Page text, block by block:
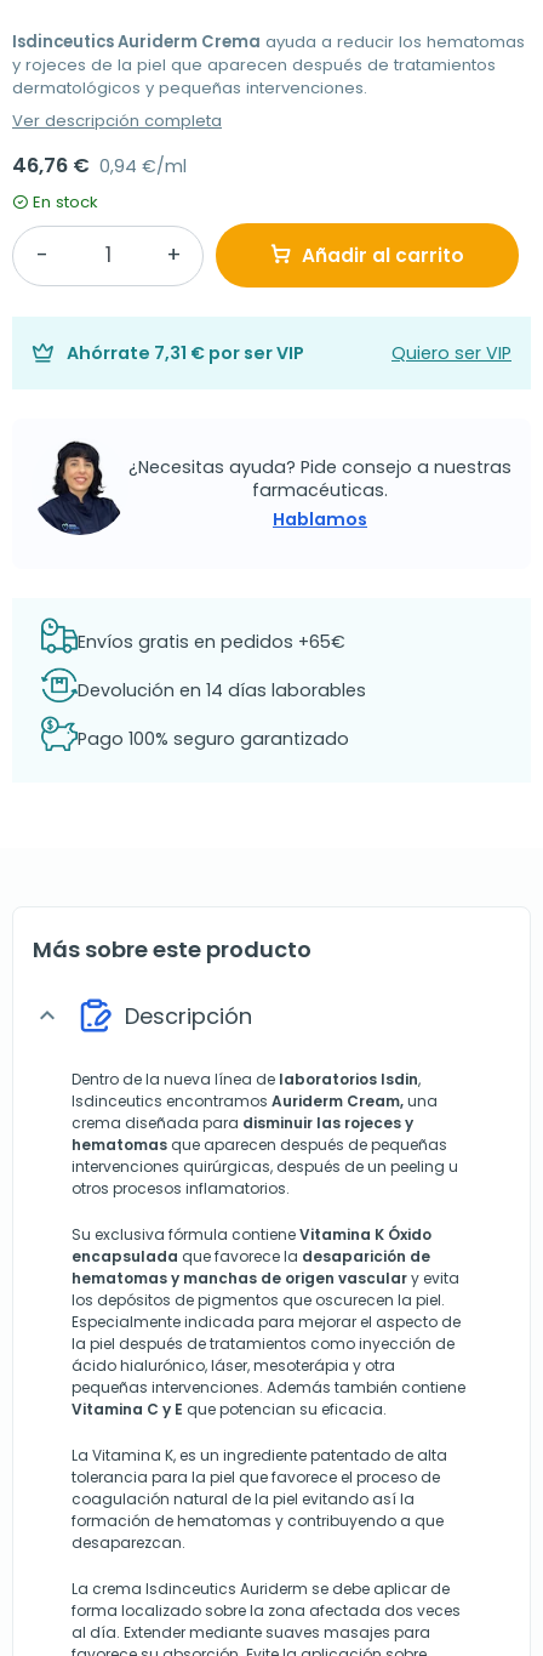
Isdinceutics Auriderm Crema ayuda a reducir los hematomas
y rojeces de la piel que aparecen después de tratamientos
dermatológicos y pequeñas intervenciones.
Ver descripción completa
46,76 € 0,94 €/ml
En stock
Añadir al carrito
Ahórrate 7,31 € por ser VIP Quiero ser VIP
¿Necesitas ayuda? Pide consejo a nuestras
farmacéuticas.
Hablamos
Envíos gratis en pedidos +65€
Devolución en 14 días laborables
Pago 100% seguro garantizado
Más sobre este producto
expand_more Descripción
Dentro de la nueva línea de laboratorios Isdin,
Isdinceutics encontramos Auriderm Cream,una
crema diseñada para disminuir las rojeces y
hematomas que aparecen después de pequeñas
intervenciones quirúrgicas, después de un peeling u
otros procesos inflamatorios.
Su exclusiva fórmula contieneVitamina K Óxido
encapsulada que favorece la desaparición de
hematomas y manchas de origen vasculary evita
los depósitos de pigmentos que oscurecen la piel.
Especialmente indicada para mejorar el aspecto de
la piel después de tratamientos como inyección de
ácido hialurónico, láser, mesoterápia y otra
pequeñas intervenciones. Además también contiene
Vitamina C y E que potencian su eficacia.
La Vitamina K, es un ingrediente patentado de alta
tolerancia para la piel que favorece el proceso de
coagulación natural de la piel evitando así la
formación de hematomas y contribuyendo a que
desaparezcan.
La crema Isdinceutics Auriderm se debe aplicar de
forma localizado sobre la zona afectada dos veces
al día. Extender mediante suaves masajes para